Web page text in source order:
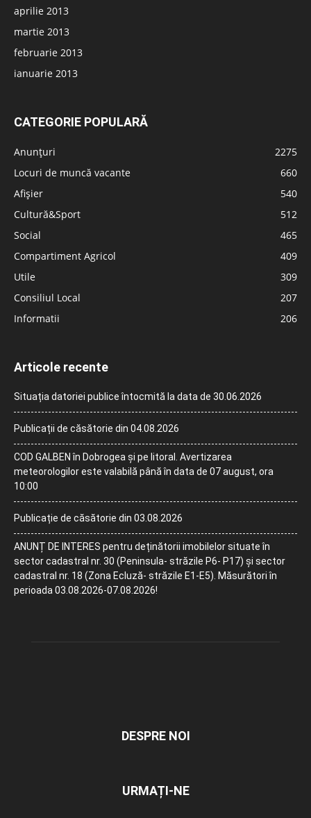
aprilie 2013
martie 2013
februarie 2013
ianuarie 2013
CATEGORIE POPULARĂ
Anunțuri
2275
Locuri de muncă vacante
660
Afișier
540
Cultură&Sport
512
Social
465
Compartiment Agricol
409
Utile
309
Consiliul Local
207
Informatii
206
Articole recente
Situația datoriei publice întocmită la data de 30.06.2026
Publicații de căsătorie din 04.08.2026
COD GALBEN în Dobrogea și pe litoral. Avertizarea
meteorologilor este valabilă până în data de 07 august, ora
10:00
Publicație de căsătorie din 03.08.2026
ANUNȚ DE INTERES pentru deținătorii imobilelor situate în
sector cadastral nr. 30 (Peninsula- străzile P6- P17) și sector
cadastral nr. 18 (Zona Ecluză- străzile E1-E5). Măsurători în
perioada 03.08.2026-07.08.2026!
DESPRE NOI
URMAȚI-NE